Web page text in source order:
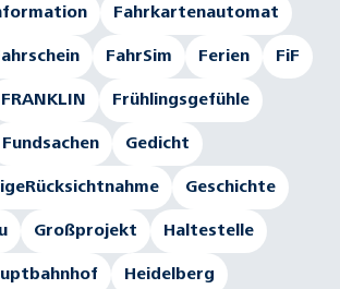
Fahrkartenautomat
FahrSim Ferien FiF
FRANKLIN Frühlingsgefühle
Fundsachen Gedicht
Geschichte
Großprojekt Haltestelle
Heidelberg